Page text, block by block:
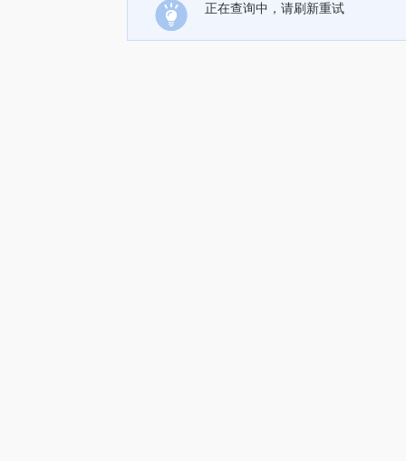
正在查询中，请刷新重试